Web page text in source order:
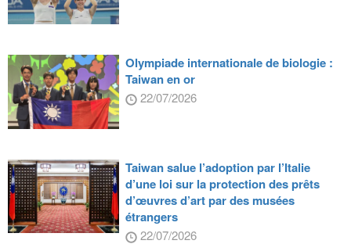
Olympiade internationale de biologie :
Taiwan en or
22/07/2026
Taiwan salue l’adoption par l’Italie
d’une loi sur la protection des prêts
d’œuvres d’art par des musées
étrangers
22/07/2026